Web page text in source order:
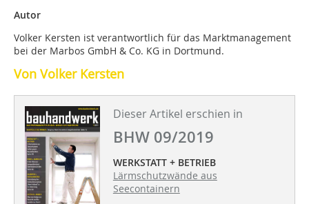
Autor
Volker Kersten ist verantwortlich für das Marktmanagement
bei der Marbos GmbH & Co. KG in Dortmund.
Von Volker Kersten
Dieser Artikel erschien in
BHW 09/2019
WERKSTATT + BETRIEB
Lärmschutzwände aus
Seecontainern